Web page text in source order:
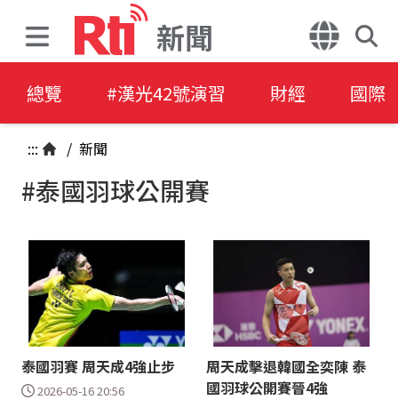
新聞
總覽 #漢光42號演習 財經 國際
::: / 新聞
#泰國羽球公開賽
泰國羽賽 周天成4強止步
2026-05-16 20:56
周天成擊退韓國全奕陳 泰
國羽球公開賽晉4強